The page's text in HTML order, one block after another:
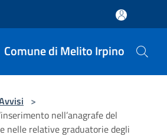
Comune di Melito Irpino
>
nell’anagrafe del
nelle relative graduatorie degli